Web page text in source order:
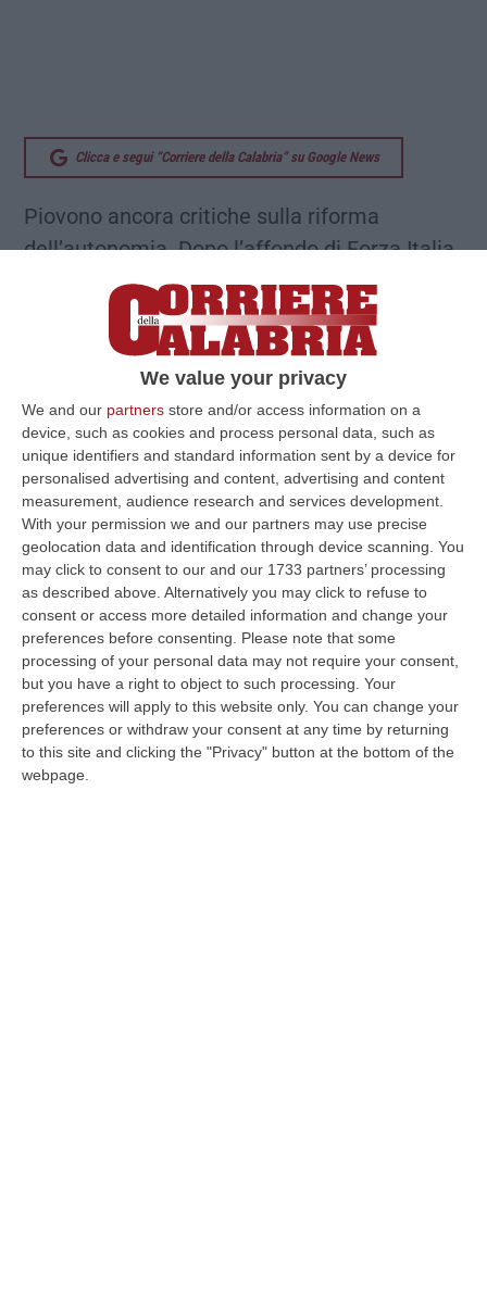
We value your privacy
We and our partners store and/or access information on a
device, such as cookies and process personal data, such as
unique identifiers and standard information sent by a device for
personalised advertising and content, advertising and content
measurement, audience research and services development.
With your permission we and our partners may use precise
geolocation data and identification through device scanning. You
may click to consent to our and our 1733 partners’ processing
as described above. Alternatively you may click to refuse to
consent or access more detailed information and change your
preferences before consenting.
Please note that some
processing of your personal data may not require your consent,
but you have a right to object to such processing. Your
preferences will apply to this website only. You can change your
preferences or withdraw your consent at any time by returning
to this site and clicking the "Privacy" button at the bottom of the
webpage.
Clicca e segui “Corriere della Calabria” su Google News
Piovono ancora critiche sulla riforma
dell’autonomia. Dopo l’affondo di Forza Italia,
la legge targata Lega viene bocciata senza
appello dalla Conferenza Episcopale Italiana:
“Il Sud ha capito che la riforma è un cavallo
di Troia per creare due Italie: una prospera,
l’altra abbandonata a se stessa”, il
commento a Repubblica.it di
Francesco Savino, vescovo di Cassano allo
Ionio, vice di Zuppi nella Cei. Alla domanda
se sia questo il motivo per cui il Meridione
sta firmando in massa per il
referendum, Savino ha risposto senza indugi:
“Sì, perché ne percepisce il pericolo mortale”.
“Non solo avremo tante Italie quante le
Regioni, ma si rischia pure un Far West”.La
posizione della Cei avversa alla riforma era
già emersa qualche mese fa, all’indomani